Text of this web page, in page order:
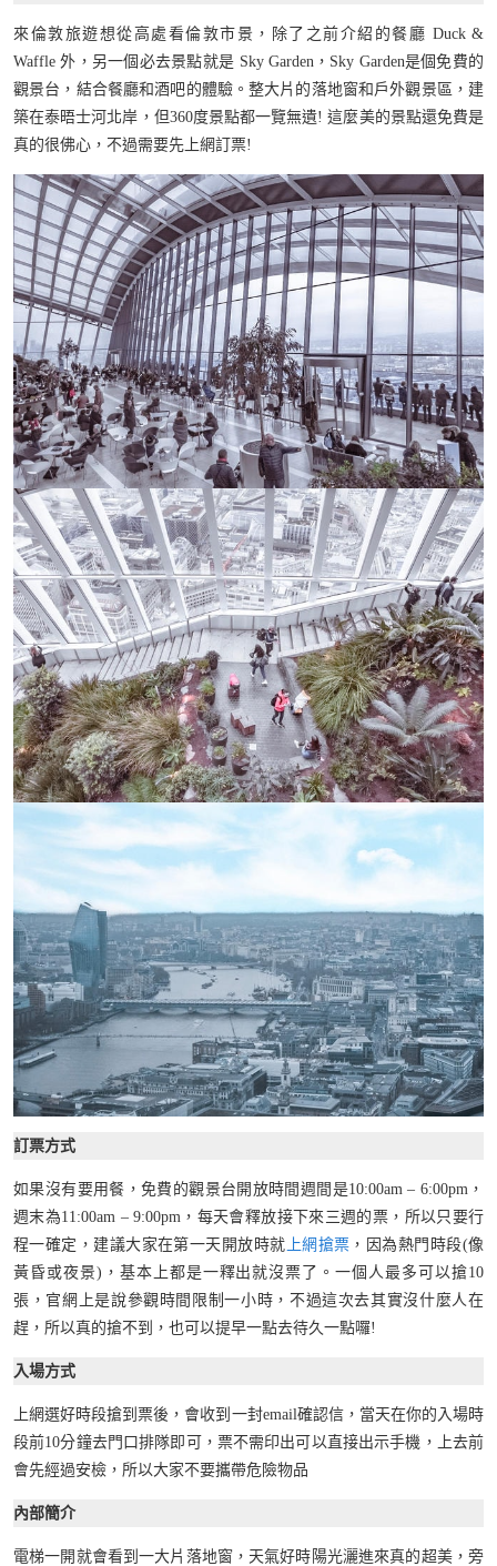
來倫敦旅遊想從高處看倫敦市景，除了之前介紹的餐廳 Duck &
Waffle 外，另一個必去景點就是 Sky Garden，Sky Garden是個免費的
觀景台，結合餐廳和酒吧的體驗。整大片的落地窗和戶外觀景區，建
築在泰晤士河北岸，但360度景點都一覽無遺! 這麼美的景點還免費是
真的很佛心，不過需要先上網訂票!
訂票方式
如果沒有要用餐，免費的觀景台開放時間週間是10:00am – 6:00pm，
週末為11:00am – 9:00pm，每天會釋放接下來三週的票，所以只要行
程一確定，建議大家在第一天開放時就 上網搶票 ，因為熱門時段(像
黃昏或夜景)，基本上都是一釋出就沒票了。一個人最多可以搶10
張，官網上是說參觀時間限制一小時，不過這次去其實沒什麼人在
趕，所以真的搶不到，也可以提早一點去待久一點囉!
入場方式
上網選好時段搶到票後，會收到一封email確認信，當天在你的入場時
段前10分鐘去門口排隊即可，票不需印出可以直接出示手機，上去前
會先經過安檢，所以大家不要攜帶危險物品
內部簡介
電梯一開就會看到一大片落地窗，天氣好時陽光灑進來真的超美，旁